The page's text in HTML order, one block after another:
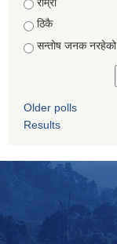
ठिकै
सन्तोष जनक नरहेको
Older polls
Results